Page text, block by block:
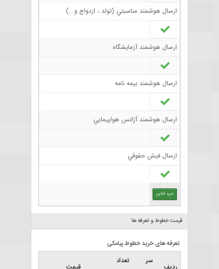
ارسال هوشمند مناسبتي (تولد ، ازدواج و...)
ارسال هوشمند آزمايشگاه
ارسال هوشمند بيمه نامه
ارسال هوشمند آژانس هواپيمايي
ارسال فيش حقوقي
خرید آنلاین
قیمت خطوط و تعرفه ها
تعرفه های خرید خطوط پیامکی
سر
تعداد